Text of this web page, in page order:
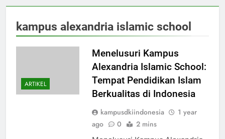
kampus alexandria islamic school
ARTIKEL
Menelusuri Kampus
Alexandria Islamic School:
Tempat Pendidikan Islam
Berkualitas di Indonesia
kampusdkiindonesia
1 year
ago
0 2 mins